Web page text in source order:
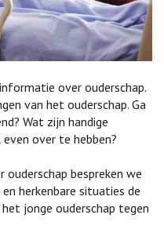
over ouderschap.
van het ouderschap. Ga
Wat zijn handige
over te hebben?
bespreken we
herkenbare situaties de
jonge ouderschap tegen